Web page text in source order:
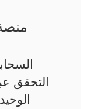
التحقق